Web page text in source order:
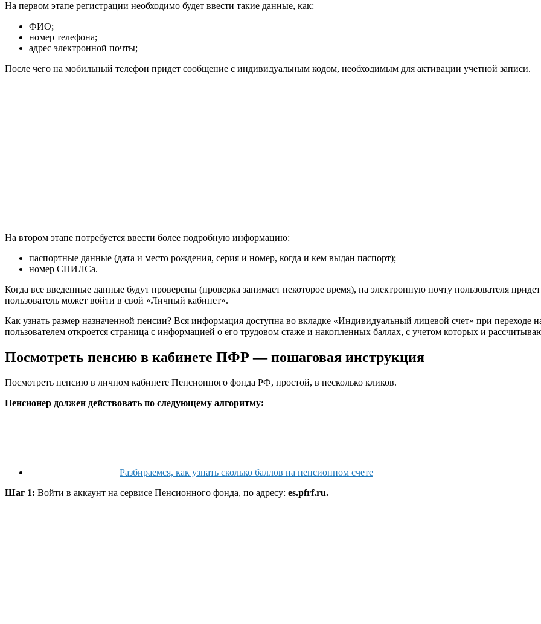
На первом этапе регистрации необходимо будет ввести такие данные, как:
ФИО;
номер телефона;
адрес электронной почты;
После чего на мобильный телефон придет сообщение с индивидуальным кодом, необходимым для активации учетной записи.
На втором этапе потребуется ввести более подробную информацию:
паспортные данные (дата и место рождения, серия и номер, когда и кем выдан паспорт);
номер СНИЛСа.
Когда все введенные данные будут проверены (проверка занимает некоторое время), на электронную почту пользователя
пользователь может войти в свой «Личный кабинет».
Как узнать размер назначенной пенсии? Вся информация доступна во вкладке «Индивидуальный лицевой счет» при
пользователем откроется страница с информацией о его трудовом стаже и накопленных баллах, с учетом которых и
Посмотреть пенсию в кабинете ПФР — пошаговая инструкция
Посмотреть пенсию в личном кабинете Пенсионного фонда РФ, простой, в несколько кликов.
Пенсионер должен действовать по следующему алгоритму:
Разбираемся, как узнать сколько баллов на пенсионном счете
Шаг 1: Войти в аккаунт на сервисе Пенсионного фонда, по адресу: es.pfrf.ru.